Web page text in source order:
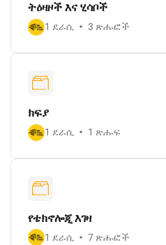
ትዕዛዞች እና ሂሳቦች
1 ደራሲ 3 ጽሑፎች
ክፍያ
1 ደራሲ 1 ጽሑፍ
የቴክኖሎጂ እገዛ
1 ደራሲ 7 ጽሑፎች